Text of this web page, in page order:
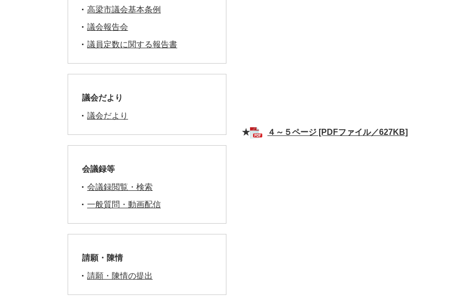
★ ４～５ページ [PDFファイル／627KB]
〇令和元年
高梁市議会基本条例
議会報告会
議員定数に関する報告書
議会だより
議会だより
会議録等
会議録閲覧・検索
一般質問・動画配信
請願・陳情
請願・陳情の提出